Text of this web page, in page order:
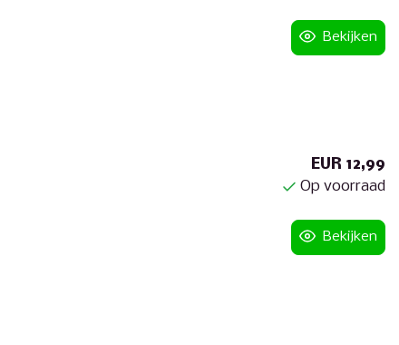
Bekijken
EUR 12,99
Op voorraad
Bekijken